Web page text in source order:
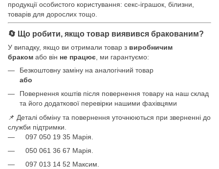
продукції особистого користування: секс-іграшок, білизни,
товарів для дорослих тощо.
🔄 Що робити, якщо товар виявився бракованим?
У випадку, якщо ви отримали товар з виробничим
браком або він не працює , ми гарантуємо:
Безкоштовну заміну на аналогічний товар
або
Повернення коштів після повернення товару на наш склад
та його додаткової перевірки нашими фахівцями
📌 Деталі обміну та повернення уточнюються при зверненні до
служби підтримки.
097 050 19 35 Марія.
050 061 36 67 Марія.
097 013 14 52 Максим.